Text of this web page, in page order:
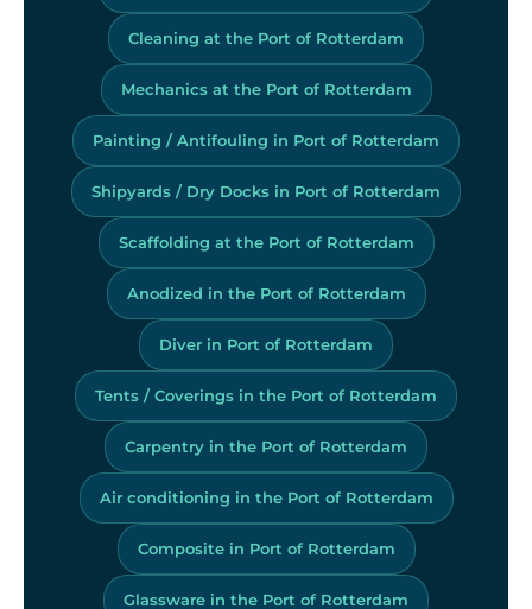
Cleaning at the Port of Rotterdam
Mechanics at the Port of Rotterdam
Painting / Antifouling in Port of Rotterdam
Shipyards / Dry Docks in Port of Rotterdam
Scaffolding at the Port of Rotterdam
Anodized in the Port of Rotterdam
Diver in Port of Rotterdam
Tents / Coverings in the Port of Rotterdam
Carpentry in the Port of Rotterdam
Air conditioning in the Port of Rotterdam
Composite in Port of Rotterdam
Glassware in the Port of Rotterdam